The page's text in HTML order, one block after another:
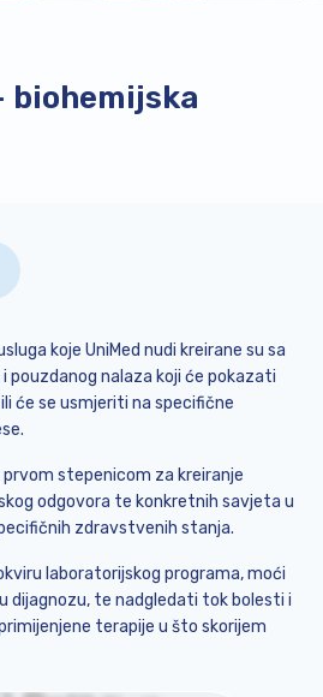
biohemijska
koje UniMed nudi kreirane su sa
nalaza koji će pokazati
će se usmjeriti na specifične
stepenicom za kreiranje
odgovora te konkretnih savjeta u
zdravstvenih stanja.
laboratorijskog programa, moći
dijagnozu, te nadgledati tok bolesti i
terapije u što skorijem